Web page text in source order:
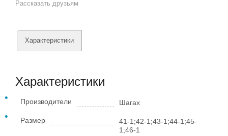
Рассказать друзьям
Характеристики
Характеристики
Производители Шагах
Размер
41-1;42-1;43-1;44-1;45-
1;46-1